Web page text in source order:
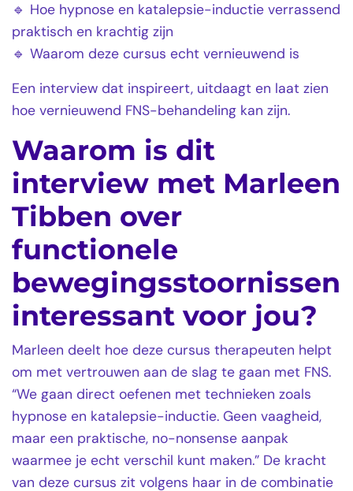
🔹 Hoe hypnose en katalepsie-inductie verrassend
praktisch en krachtig zijn
🔹 Waarom deze cursus echt vernieuwend is
Een interview dat inspireert, uitdaagt en laat zien
hoe vernieuwend FNS-behandeling kan zijn.
Waarom is dit
interview met Marleen
Tibben over
functionele
bewegingsstoornissen
interessant voor jou?
Marleen deelt hoe deze cursus therapeuten helpt
om met vertrouwen aan de slag te gaan met FNS.
“We gaan direct oefenen met technieken zoals
hypnose en katalepsie-inductie. Geen vaagheid,
maar een praktische, no-nonsense aanpak
waarmee je echt verschil kunt maken.” De kracht
van deze cursus zit volgens haar in de combinatie